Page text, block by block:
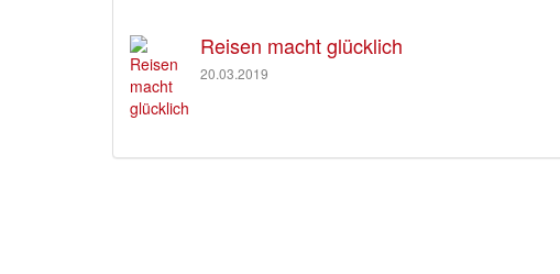
Reisen macht glücklich
20.03.2019